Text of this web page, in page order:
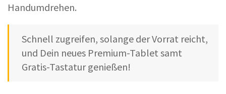
Handumdrehen.
Schnell zugreifen, solange der Vorrat reicht,
und Dein neues Premium-Tablet samt
Gratis-Tastatur genießen!